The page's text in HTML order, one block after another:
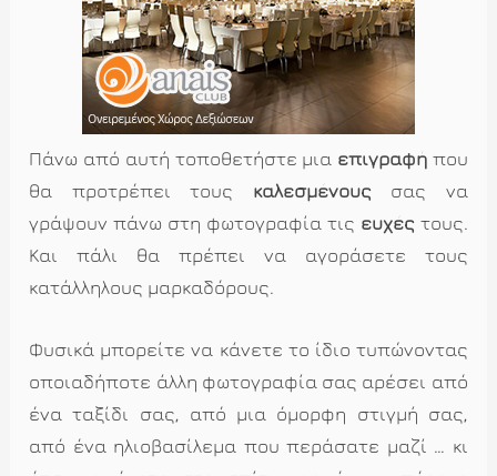
Πάνω από αυτή τοποθετήστε μια επιγραφή που
θα προτρέπει τους καλεσμένουςσας να
γράψουν πάνω στη φωτογραφία τις ευχέςτους.
Και πάλι θα πρέπει να αγοράσετε τους
κατάλληλους μαρκαδόρους.
Φυσικά μπορείτε να κάνετε το ίδιο τυπώνοντας
οποιαδήποτε άλλη φωτογραφία σας αρέσει από
ένα ταξίδι σας, από μια όμορφη στιγμή σας,
από ένα ηλιοβασίλεμα που περάσατε μαζί … κι